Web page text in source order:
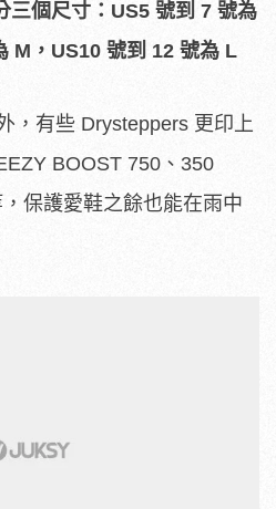
個尺寸：US5 號到 7 號為
M，US10 號到 12 號為 L
，有些 Drysteppers 更印上
BOOST 750、350
保護愛鞋之餘也能在雨中